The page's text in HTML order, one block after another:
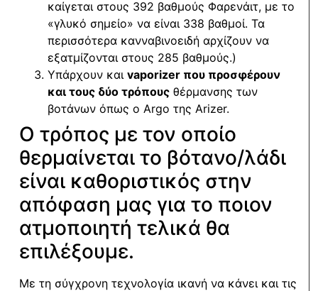
καίγεται στους 392 βαθμούς Φαρενάιτ, με το
«γλυκό σημείο» να είναι 338 βαθμοί. Τα
περισσότερα κανναβινοειδή αρχίζουν να
εξατμίζονται στους 285 βαθμούς.)
Υπάρχουν και vaporizer που προσφέρουν
και τους δύο τρόπους θέρμανσης των
βοτάνων όπως ο Argo της Arizer.
Ο τρόπος με τον οποίο
θερμαίνεται το βότανο/λάδι
είναι καθοριστικός στην
απόφαση μας για το ποιον
ατμοποιητή τελικά θα
επιλέξουμε.
Με τη σύγχρονη τεχνολογία ικανή να κάνει και τις